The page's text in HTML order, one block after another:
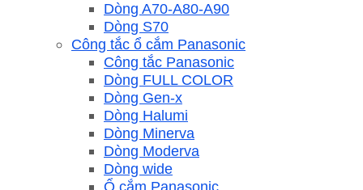
Dòng A70-A80-A90
Dòng S70
Công tắc ổ cắm Panasonic
Công tắc Panasonic
Dòng FULL COLOR
Dòng Gen-x
Dòng Halumi
Dòng Minerva
Dòng Moderva
Dòng wide
Ổ cắm Panasonic